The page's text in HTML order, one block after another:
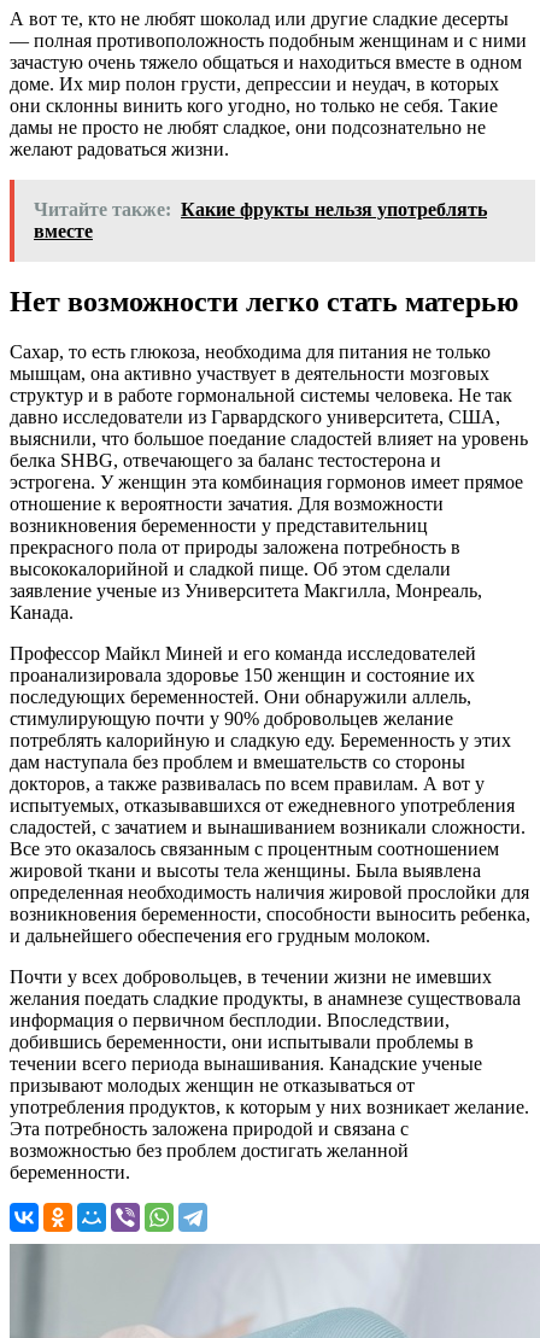
А вот те, кто не любят шоколад или другие сладкие десерты
— полная противоположность подобным женщинам и с ними
зачастую очень тяжело общаться и находиться вместе в одном
доме. Их мир полон грусти, депрессии и неудач, в которых
они склонны винить кого угодно, но только не себя. Такие
дамы не просто не любят сладкое, они подсознательно не
желают радоваться жизни.
Читайте также: Какие фрукты нельзя употреблять
вместе
Нет возможности легко стать матерью
Сахар, то есть глюкоза, необходима для питания не только
мышцам, она активно участвует в деятельности мозговых
структур и в работе гормональной системы человека. Не так
давно исследователи из Гарвардского университета, США,
выяснили, что большое поедание сладостей влияет на уровень
белка SHBG, отвечающего за баланс тестостерона и
эстрогена. У женщин эта комбинация гормонов имеет прямое
отношение к вероятности зачатия. Для возможности
возникновения беременности у представительниц
прекрасного пола от природы заложена потребность в
высококалорийной и сладкой пище. Об этом сделали
заявление ученые из Университета Макгилла, Монреаль,
Канада.
Профессор Майкл Миней и его команда исследователей
проанализировала здоровье 150 женщин и состояние их
последующих беременностей. Они обнаружили аллель,
стимулирующую почти у 90% добровольцев желание
потреблять калорийную и сладкую еду. Беременность у этих
дам наступала без проблем и вмешательств со стороны
докторов, а также развивалась по всем правилам. А вот у
испытуемых, отказывавшихся от ежедневного употребления
сладостей, с зачатием и вынашиванием возникали сложности.
Все это оказалось связанным с процентным соотношением
жировой ткани и высоты тела женщины. Была выявлена
определенная необходимость наличия жировой прослойки для
возникновения беременности, способности выносить ребенка,
и дальнейшего обеспечения его грудным молоком.
Почти у всех добровольцев, в течении жизни не имевших
желания поедать сладкие продукты, в анамнезе существовала
информация о первичном бесплодии. Впоследствии,
добившись беременности, они испытывали проблемы в
течении всего периода вынашивания. Канадские ученые
призывают молодых женщин не отказываться от
употребления продуктов, к которым у них возникает желание.
Эта потребность заложена природой и связана с
возможностью без проблем достигать желанной
беременности.